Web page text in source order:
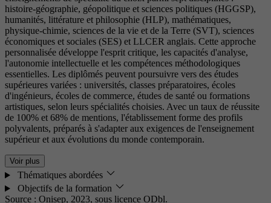
histoire-géographie, géopolitique et sciences politiques (HGGSP),
humanités, littérature et philosophie (HLP), mathématiques,
physique-chimie, sciences de la vie et de la Terre (SVT), sciences
économiques et sociales (SES) et LLCER anglais. Cette approche
personnalisée développe l'esprit critique, les capacités d'analyse,
l'autonomie intellectuelle et les compétences méthodologiques
essentielles. Les diplômés peuvent poursuivre vers des études
supérieures variées : universités, classes préparatoires, écoles
d'ingénieurs, écoles de commerce, études de santé ou formations
artistiques, selon leurs spécialités choisies. Avec un taux de réussite
de 100% et 68% de mentions, l'établissement forme des profils
polyvalents, préparés à s'adapter aux exigences de l'enseignement
supérieur et aux évolutions du monde contemporain.
Voir plus
Thématiques abordées
Objectifs de la formation
Source : Onisep, 2023, sous licence ODbl.